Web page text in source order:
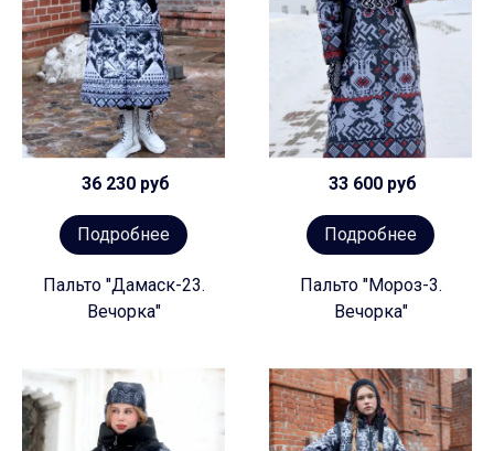
36 230 руб
Подробнее
Пальто "Дамаск-23.
Вечорка"
33 600 руб
Подробнее
Пальто "Мороз-3.
Вечорка"